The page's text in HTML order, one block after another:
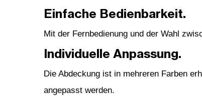
Einfache Bedienbarkeit.
Mit der Fernbedienung und der Wahl
Individuelle Anpassung.
Die Abdeckung ist in mehreren Farben
angepasst werden.